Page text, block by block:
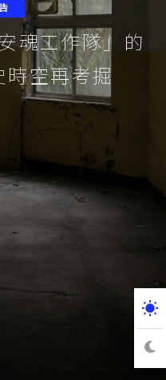
魂工作隊」的
時空再考掘